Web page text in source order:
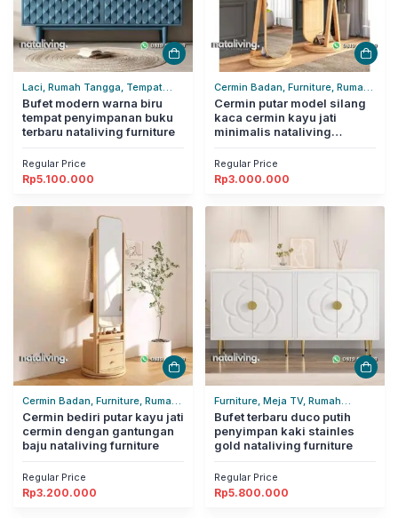
Laci, Rumah Tangga, Tempat
Penyimpanan
Bufet modern warna biru
tempat penyimpanan buku
terbaru nataliving furniture
Regular Price
Rp5.100.000
Cermin Badan, Furniture, Rumah
Tangga
Cermin putar model silang
kaca cermin kayu jati
minimalis nataliving
Regular Price
Rp3.000.000
Cermin Badan, Furniture, Rumah
Tangga
Cermin bediri putar kayu jati
cermin dengan gantungan
baju nataliving furniture
Regular Price
Rp3.200.000
Furniture, Meja TV, Rumah
Tangga
Bufet terbaru duco putih
penyimpan kaki stainles
gold nataliving furniture
Regular Price
Rp5.800.000